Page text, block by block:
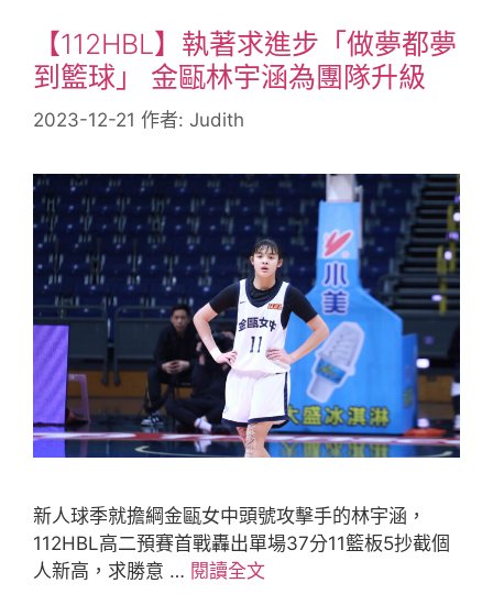
【112HBL】執著求進步「做夢都夢
到籃球」 金甌林宇涵為團隊升級
2023-12-21 作者: Judith
新人球季就擔綱金甌女中頭號攻擊手的林宇涵，
112HBL高二預賽首戰轟出單場37分11籃板5抄截個
人新高，求勝意 … 閱讀全文